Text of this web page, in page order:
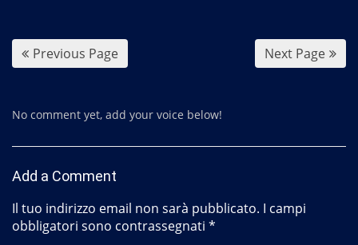
Previous Page Next Page
No comment yet, add your voice below!
Add a Comment
Il tuo indirizzo email non sarà pubblicato. I campi
obbligatori sono contrassegnati *